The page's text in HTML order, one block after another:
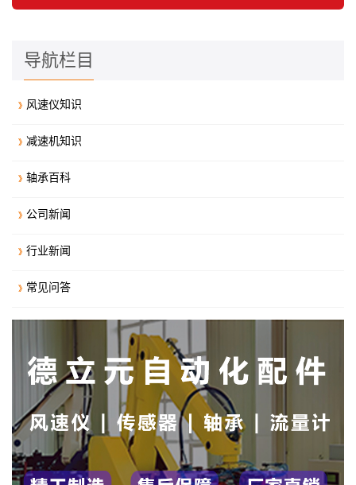
导航栏目
风速仪知识
减速机知识
轴承百科
公司新闻
行业新闻
常见问答